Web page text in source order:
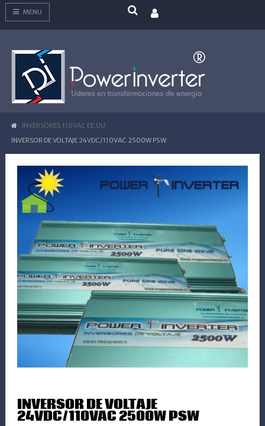
MENU
INVERSORES 110VAC EE.UU
INVERSOR DE VOLTAJE 24VDC/110VAC 2500W PSW
INVERSOR DE VOLTAJE
24VDC/110VAC 2500W PSW